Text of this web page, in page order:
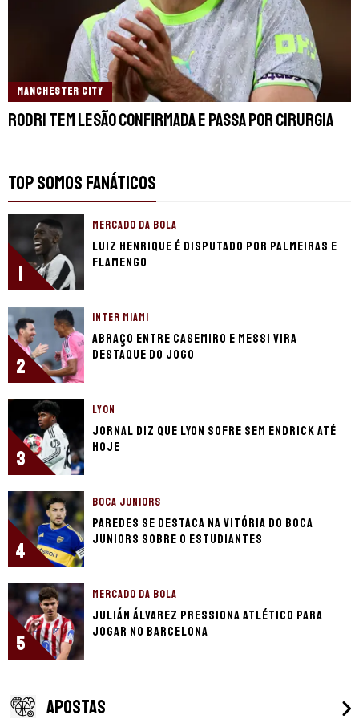
MANCHESTER CITY
Rodri tem lesão confirmada e passa por cirurgia
TOP SOMOS FANÁTICOS
1
MERCADO DA BOLA
Luiz Henrique é disputado por Palmeiras e
Flamengo
2
INTER MIAMI
Abraço entre Casemiro e Messi vira
destaque do jogo
3
LYON
Jornal diz que Lyon sofre sem Endrick até
hoje
4
BOCA JUNIORS
Paredes se destaca na vitória do Boca
Juniors sobre o Estudiantes
5
MERCADO DA BOLA
Julián Álvarez pressiona Atlético para
jogar no Barcelona
APOSTAS